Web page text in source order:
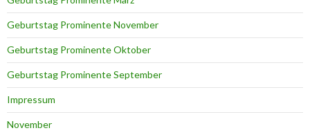
Geburtstag Prominente November
Geburtstag Prominente Oktober
Geburtstag Prominente September
Impressum
November